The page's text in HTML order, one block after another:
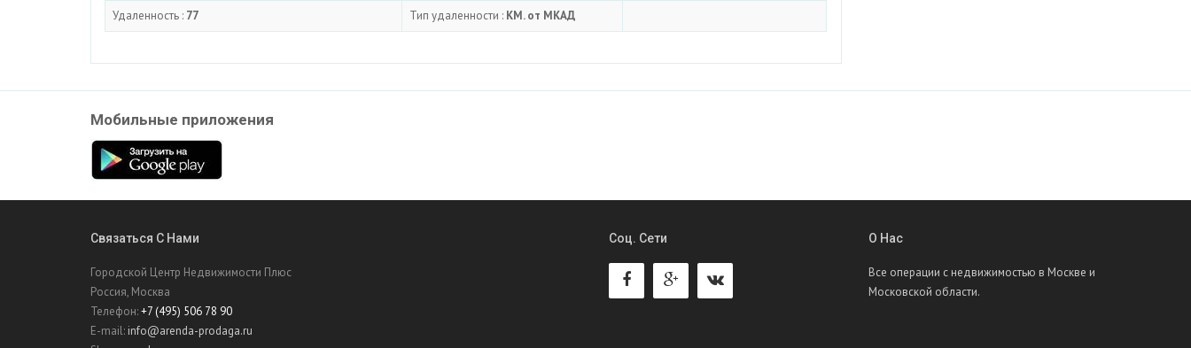
Удаленность : 77 Тип удаленности : КМ. от МКАД
Мобильные приложения
Связаться С Нами
Городской Центр Недвижимости Плюс
Россия, Москва
Телефон:+7 (495) 506 78 90
E-mail: info@arenda-prodaga.ru
Соц. Сети О Нас
Все операции с недвижимостью в Москве и
Московской области.